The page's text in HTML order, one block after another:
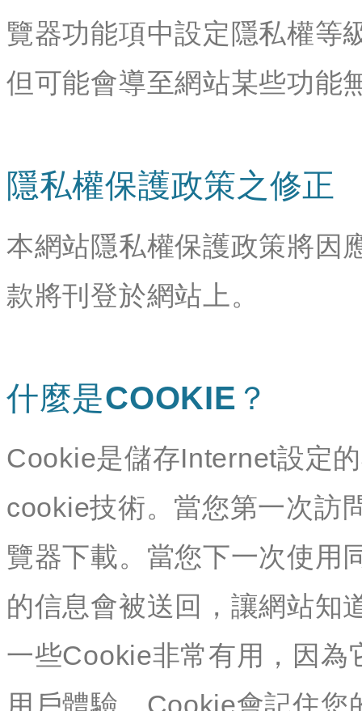
覽器功能項中設定隱私權等
但可能會導至網站某些功能
隱私權保護政策之修正
本網站隱私權保護政策將因
款將刊登於網站上。
什麼是COOKIE？
Cookie是儲存Internet設定
cookie技術。當您第一次訪
覽器下載。當您下一次使用
的信息會被送回，讓網站知
一些Cookie非常有用，因為
用戶體驗，Cookie會記住